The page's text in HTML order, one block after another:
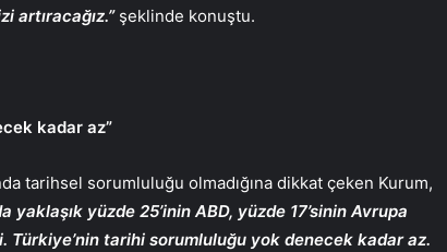
artıracağız.” şeklinde konuştu.
kadar az”
tarihsel sorumluluğu olmadığına dikkat çeken Kurum,
yaklaşık yüzde 25’inin ABD, yüzde 17’sinin Avrupa
Türkiye’nin tarihi sorumluluğu yok denecek kadar az.